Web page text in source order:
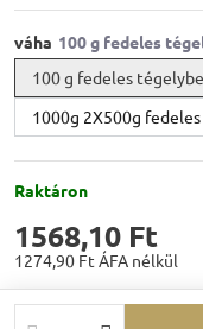
váha
100 g fedeles
1000g 2X500g
Raktáron
1568,10 Ft
1274,90 Ft ÁFA nélkül